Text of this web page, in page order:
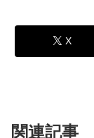
X
関連記事